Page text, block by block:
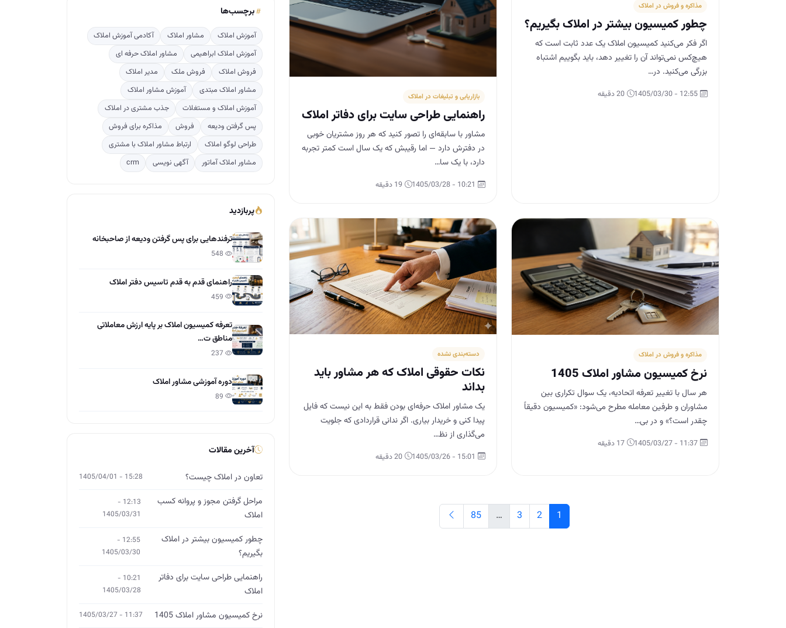
مذاکره و فروش در املاک
چطور کمیسیون بیشتر در املاک بگیریم؟
اگر فکر می‌کنید کمیسیون املاک یک عدد ثابت است که
هیچ‌کس نمی‌تواند آن را تغییر دهد، باید بگوییم اشتباه
بزرگی می‌کنید. در…
12:55 - 1405/03/30 20 دقیقه بازاریابی و تبلیغات در املاک
راهنمایی طراحی سایت برای دفاتر املاک
مشاور با سابقه‌ای را تصور کنید که هر روز مشتریان خوبی
در دفترش دارد — اما رقیبش که یک سال است کمتر تجربه
دارد، با یک سا…
10:21 - 1405/03/28 19 دقیقه
مذاکره و فروش در املاک
نرخ کمیسیون مشاور املاک 1405
هر سال با تغییر تعرفه اتحادیه، یک سوال تکراری بین
مشاوران و طرفین معامله مطرح می‌شود: «کمیسیون دقیقاً
چقدر است؟» و در بی…
11:37 - 1405/03/27 17 دقیقه
دسته‌بندی نشده
نکات حقوقی املاک که هر مشاور باید
بداند
یک مشاور املاک حرفه‌ای بودن فقط به این نیست که فایل
پیدا کنی و خریدار بیاری. اگر ندانی قراردادی که جلویت
می‌گذاری از نظ…
15:01 - 1405/03/26 20 دقیقه
1
2
3
…
85
برچسب‌ها
آموزش املاک مشاور املاک
آکادمی آموزش املاک
آموزش املاک ابراهیمی
مشاور املاک حرفه ای
فروش املاک
فروش ملک
مدیر املاک
مشاور املاک مبتدی
آموزش مشاور املاک
آموزش املاک و مستغلات
جذب مشتری در املاک
پس گرفتن ودیعه
فروش
مذاکره برای فروش
طراحی لوگو املاک
ارتباط مشاور املاک با مشتری
مشاور املاک آماتور
آگهی نویسی crm
پربازدید
ترفندهایی برای پس گرفتن ودیعه از صاحبخانه
راهنمای قدم به قدم تاسیس دفتر املاک
تعرفه کمیسیون املاک بر پایه ارزش معاملاتی
مناطق ت…
دوره آموزشی مشاور املاک
آخرین مقالات
تعاون در املاک چیست؟ 15:28 - 1405/04/01
مراحل گرفتن مجوز و پروانه کسب
املاک
12:13 -
1405/03/31
چطور کمیسیون بیشتر در املاک
بگیریم؟
12:55 -
1405/03/30
راهنمایی طراحی سایت برای دفاتر
املاک
10:21 -
1405/03/28
نرخ کمیسیون مشاور املاک 1405 11:37 - 1405/03/27